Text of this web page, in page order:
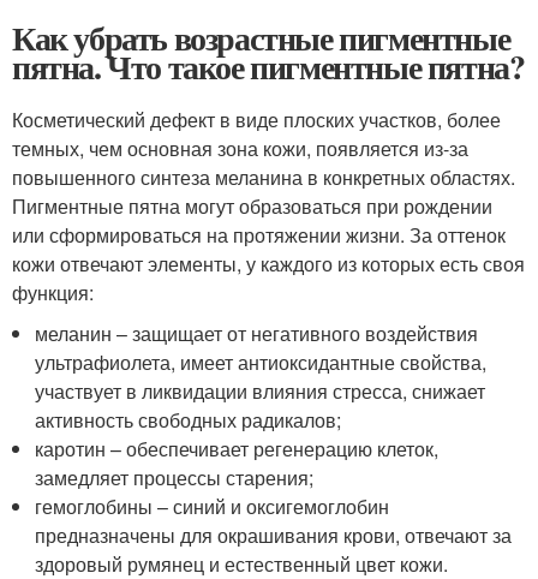
Как убрать возрастные пигментные
пятна. Что такое пигментные пятна?
Косметический дефект в виде плоских участков, более
темных, чем основная зона кожи, появляется из-за
повышенного синтеза меланина в конкретных областях.
Пигментные пятна могут образоваться при рождении
или сформироваться на протяжении жизни. За оттенок
кожи отвечают элементы, у каждого из которых есть своя
функция:
меланин – защищает от негативного воздействия
ультрафиолета, имеет антиоксидантные свойства,
участвует в ликвидации влияния стресса, снижает
активность свободных радикалов;
каротин – обеспечивает регенерацию клеток,
замедляет процессы старения;
гемоглобины – синий и оксигемоглобин
предназначены для окрашивания крови, отвечают за
здоровый румянец и естественный цвет кожи.